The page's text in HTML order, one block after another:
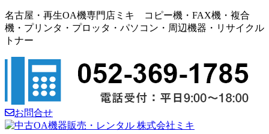
名古屋・再生OA機専門店ミキ コピー機・FAX機・複合
機・プリンタ・プロッタ・パソコン・周辺機器・リサイクル
トナー
お問合せ